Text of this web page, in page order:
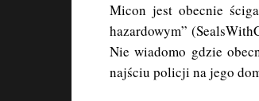
Micon jest obecnie
hazardowym”
Nie wiadomo gdzie
najściu policji na jego